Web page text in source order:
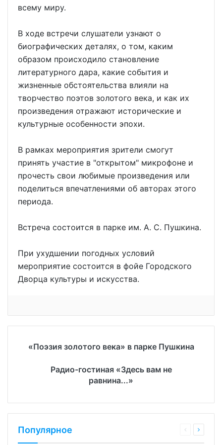
всему миру.
В ходе встречи слушатели узнают о
биографических деталях, о том, каким
образом происходило становление
литературного дара, какие события и
жизненные обстоятельства влияли на
творчество поэтов золотого века, и как их
произведения отражают исторические и
культурные особенности эпохи.
В рамках мероприятия зрители смогут
принять участие в "открытом" микрофоне и
прочесть свои любимые произведения или
поделиться впечатлениями об авторах этого
периода.
Встреча состоится в парке им. А. С. Пушкина.
При ухудшении погодных условий
мероприятие состоится в фойе Городского
Дворца культуры и искусства.
«Поэзия золотого века» в парке Пушкина
Радио-гостиная «Здесь вам не
равнина...»
Популярное